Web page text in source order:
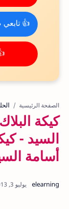
👍
الصفحة الرئيسية
كيكة
السيد -
أسامة